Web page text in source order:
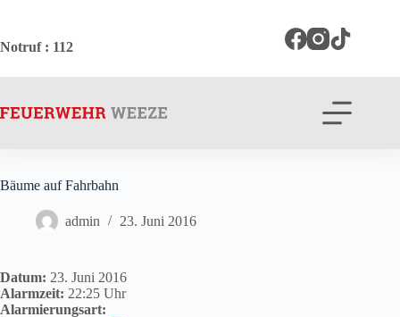
springen
Notruf: 112
Bäume auf Fahrbahn
admin 23. Juni 2016
Datum: 23. Juni 2016
Alarmzeit: 22:25 Uhr
Alarmierungsart: